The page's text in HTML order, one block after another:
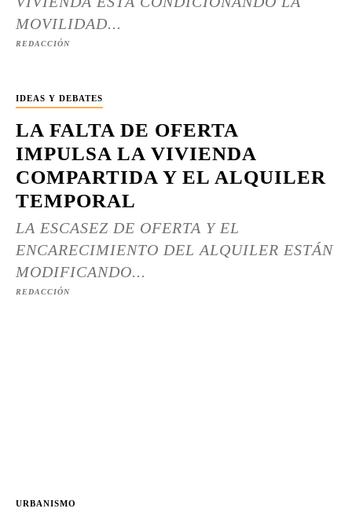
MOVILIDAD...
REDACCIÓN
IDEAS Y DEBATES
LA FALTA DE OFERTA
IMPULSA LA VIVIENDA
COMPARTIDA Y EL ALQUILER
TEMPORAL
LA ESCASEZ DE OFERTA Y EL
ENCARECIMIENTO DEL ALQUILER ESTÁN
MODIFICANDO...
REDACCIÓN
URBANISMO